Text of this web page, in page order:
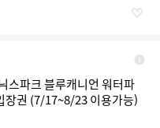
스파크 블루캐니언 워터파
장권 (7/17~8/23 이용가능)